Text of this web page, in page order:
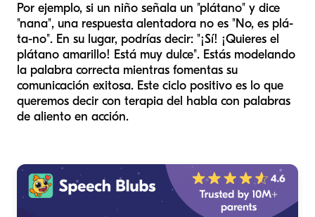
Por ejemplo, si un niño señala un "plátano" y dice
"nana", una respuesta alentadora no es "No, es plá-
ta-no". En su lugar, podrías decir: "¡Sí! ¡Quieres el
plátano amarillo! Está muy dulce". Estás modelando
la palabra correcta mientras fomentas su
comunicación exitosa. Este ciclo positivo es lo que
queremos decir con terapia del habla con palabras
de aliento en acción.